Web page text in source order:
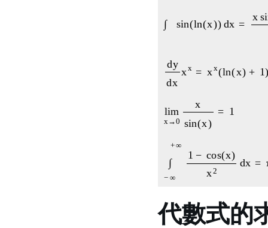
dyd xx x =xx( ln
limx→0 xsin
∫− 1−
代數式的